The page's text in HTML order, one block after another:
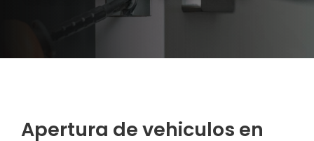
Apertura de vehiculos en